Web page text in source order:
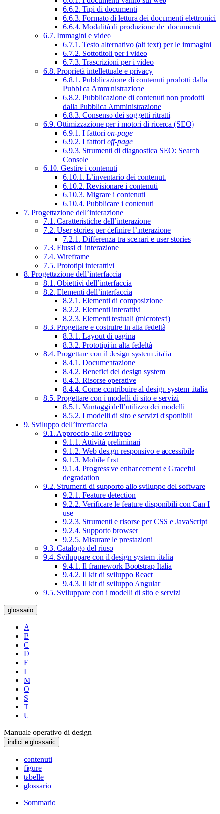
6.6.2. Tipi di documenti
6.6.3. Formato di lettura dei documenti elettronici
6.6.4. Modalità di produzione dei documenti
6.7. Immagini e video
6.7.1. Testo alternativo (alt text) per le immagini
6.7.2. Sottotitoli per i video
6.7.3. Trascrizioni per i video
6.8. Proprietà intellettuale e privacy
6.8.1. Pubblicazione di contenuti prodotti dalla
Pubblica Amministrazione
6.8.2. Pubblicazione di contenuti non prodotti
dalla Pubblica Amministrazione
6.8.3. Consenso dei soggetti ritratti
6.9. Ottimizzazione per i motori di ricerca (SEO)
6.9.1. I fattori on-page
6.9.2. I fattori off-page
6.9.3. Strumenti di diagnostica SEO: Search
Console
6.10. Gestire i contenuti
6.10.1. L’inventario dei contenuti
6.10.2. Revisionare i contenuti
6.10.3. Migrare i contenuti
6.10.4. Pubblicare i contenuti
7. Progettazione dell’interazione
7.1. Caratteristiche dell’interazione
7.2. User stories per definire l’interazione
7.2.1. Differenza tra scenari e user stories
7.3. Flussi di interazione
7.4. Wireframe
7.5. Prototipi interattivi
8. Progettazione dell’interfaccia
8.1. Obiettivi dell’interfaccia
8.2. Elementi dell’interfaccia
8.2.1. Elementi di composizione
8.2.2. Elementi interattivi
8.2.3. Elementi testuali (microtesti)
8.3. Progettare e costruire in alta fedeltà
8.3.1. Layout di pagina
8.3.2. Prototipi in alta fedeltà
8.4. Progettare con il design system .italia
8.4.1. Documentazione
8.4.2. Benefici del design system
8.4.3. Risorse operative
8.4.4. Come contribuire al design system .italia
8.5. Progettare con i modelli di sito e servizi
8.5.1. Vantaggi dell’utilizzo dei modelli
8.5.2. I modelli di sito e servizi disponibili
9. Sviluppo dell’interfaccia
9.1. Approccio allo sviluppo
9.1.1. Attività preliminari
9.1.2. Web design responsivo e accessibile
9.1.3. Mobile first
9.1.4. Progressive enhancement e Graceful
degradation
9.2. Strumenti di supporto allo sviluppo del software
9.2.1. Feature detection
9.2.2. Verificare le feature disponibili con Can I
use
9.2.3. Strumenti e risorse per CSS e JavaScript
9.2.4. Supporto browser
9.2.5. Misurare le prestazioni
9.3. Catalogo del riuso
9.4. Sviluppare con il design system .italia
9.4.1. Il framework Bootstrap Italia
9.4.2. Il kit di sviluppo React
9.4.3. Il kit di sviluppo Angular
9.5. Sviluppare con i modelli di sito e servizi
glossario
A
B
C
D
E
I
M
O
S
T
U
Manuale operativo di design
indici e glossario
contenuti
figure
tabelle
glossario
Sommario